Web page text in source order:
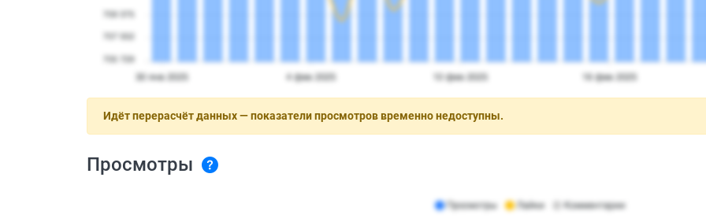
Идёт перерасчёт данных — показатели просмотров временно недоступны.
Просмотры